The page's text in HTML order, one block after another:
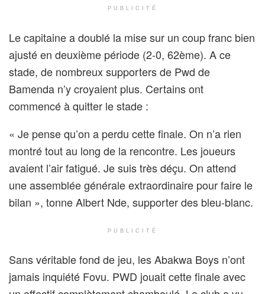
PUBLICITÉ
Le capitaine a doublé la mise sur un coup franc bien
ajusté en deuxième période (2-0, 62ème). A ce
stade, de nombreux supporters de Pwd de
Bamenda n’y croyaient plus. Certains ont
commencé à quitter le stade :
« Je pense qu’on a perdu cette finale. On n’a rien
montré tout au long de la rencontre. Les joueurs
avaient l’air fatigué. Je suis très déçu. On attend
une assemblée générale extraordinaire pour faire le
bilan », tonne Albert Nde, supporter des bleu-blanc.
PUBLICITÉ
Sans véritable fond de jeu, les Abakwa Boys n’ont
jamais inquiété Fovu. PWD jouait cette finale avec